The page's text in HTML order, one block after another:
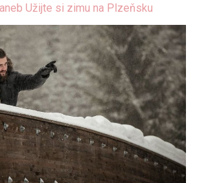
Užijte si zimu na Plzeňsku